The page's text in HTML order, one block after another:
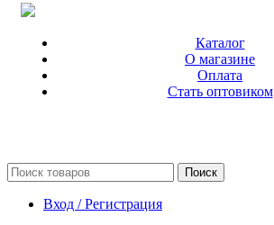
Каталог
О магазине
Оплата
Стать оптовиком
Поиск
Вход / Регистрация